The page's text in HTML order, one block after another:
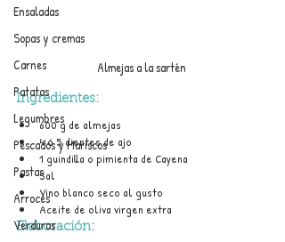
Ensaladas
Sopas y cremas
Carnes
Patatas
Legumbres
Pescados y Mariscos
Pastas
Arroces
Verduras
Almejas a la sartén
Ingredientes:
600 g de almejas
4 ó 5 dientes de ajo
1 guindilla o pimienta de Cayena
Sal
Vino blanco seco al gusto
Aceite de oliva virgen extra
Elaboración: